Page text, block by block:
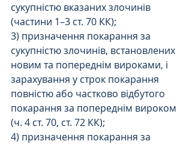
сукупністю вказаних злочинів
(частини 1–3 ст. 70 КК);
3) призначення покарання за
сукупністю злочинів, встановлених
новим та попереднім вироками, і
зарахування у строк покарання
повністю або частково відбутого
покарання за попереднім вироком
(ч. 4 ст. 70, ст. 72 КК);
4) призначення покарання за